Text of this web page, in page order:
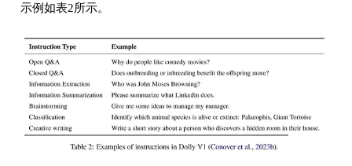
示例如表2所示。